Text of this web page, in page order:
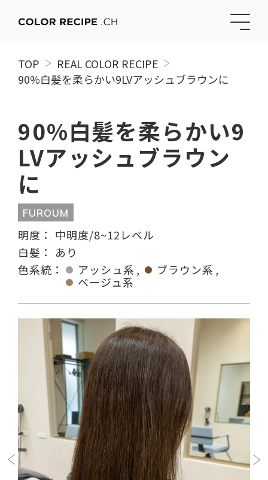
TOP
REAL COLOR RECIPE
90%白髪を柔らかい9LVアッシュブラウンに
90%白髪を柔らかい9
LVアッシュブラウン
に
FUROUM
明度： 中明度/8~12レベル
白髪：
あり
色系統：
アッシュ系
ブラウン系
ベージュ系